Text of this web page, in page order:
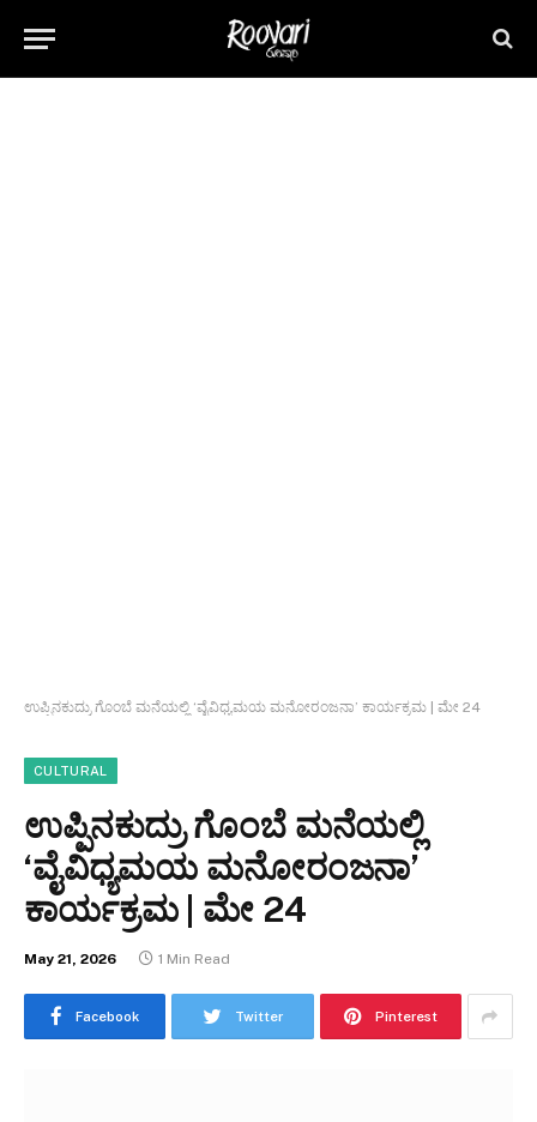
ಉಪ್ಪಿನಕುದ್ರು ಗೊಂಬೆ ಮನೆಯಲ್ಲಿ ‘ವೈವಿಧ್ಯಮಯ ಮನೋರಂಜನಾ’ ಕಾರ್ಯಕ್ರಮ | ಮೇ 24
CULTURAL
ಉಪ್ಪಿನಕುದ್ರು ಗೊಂಬೆ ಮನೆಯಲ್ಲಿ
‘ವೈವಿಧ್ಯಮಯ ಮನೋರಂಜನಾ’
ಕಾರ್ಯಕ್ರಮ | ಮೇ 24
May 21, 2026 1 Min Read
Facebook Twitter Pinterest